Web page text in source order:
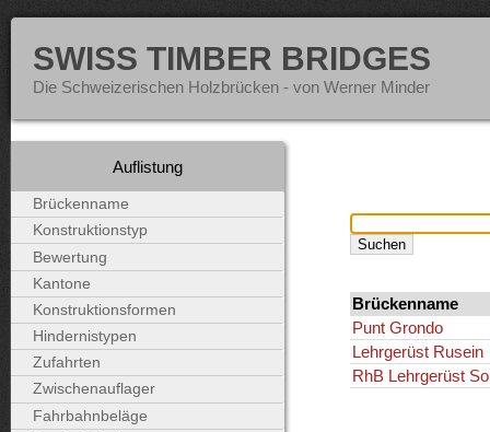
SWISS TIMBER BRIDGES
Die Schweizerischen Holzbrücken - von Werner Minder
Brückenname
Punt Grondo
Lehrgerüst Rusein
RhB Lehrgerüst
Auflistung
Brückenname
Konstruktionstyp
Bewertung
Kantone
Konstruktionsformen
Hindernistypen
Zufahrten
Zwischenauflager
Fahrbahnbeläge